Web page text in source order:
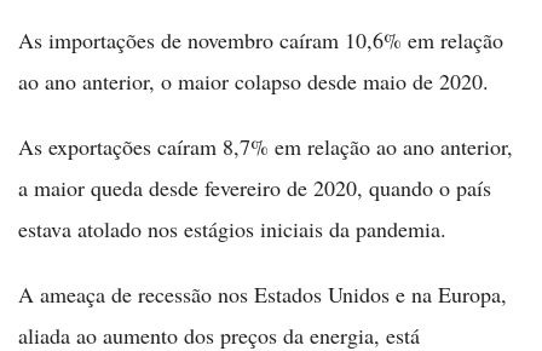
As importações de novembro caíram 10,6% em relação
ao ano anterior, o maior colapso desde maio de 2020.
As exportações caíram 8,7% em relação ao ano anterior,
a maior queda desde fevereiro de 2020, quando o país
estava atolado nos estágios iniciais da pandemia.
A ameaça de recessão nos Estados Unidos e na Europa,
aliada ao aumento dos preços da energia, está